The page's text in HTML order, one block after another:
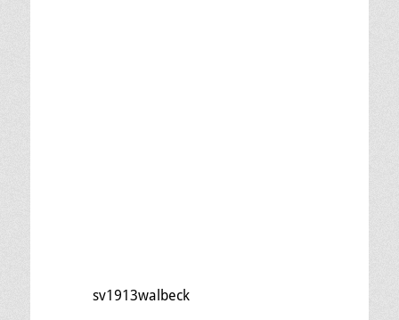
sv1913walbeck